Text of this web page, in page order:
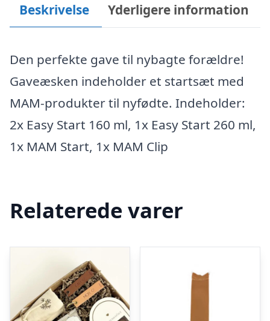
Beskrivelse Yderligere information
Den perfekte gave til nybagte forældre!
Gaveæsken indeholder et startsæt med
MAM-produkter til nyfødte. Indeholder:
2x Easy Start 160 ml, 1x Easy Start 260 ml,
1x MAM Start, 1x MAM Clip
Relaterede varer